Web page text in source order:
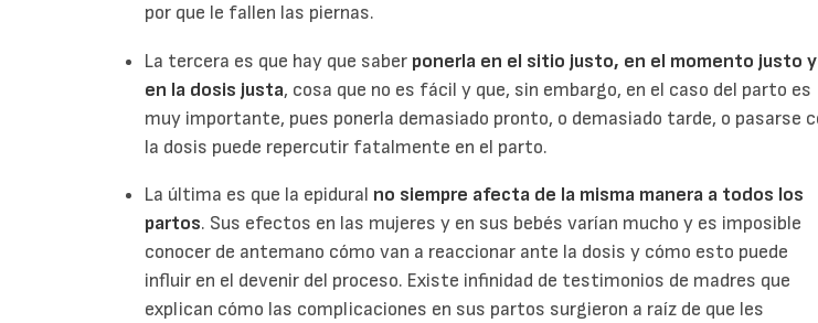
por que le fallen las piernas.
La tercera es que hay que saber ponerla en el sitio justo, en el momento justo y
en la dosis justa, cosa que no es fácil y que, sin embargo, en el caso del parto es
muy importante, pues ponerla demasiado pronto, o demasiado tarde, o pasarse
la dosis puede repercutir fatalmente en el parto.
La última es que la epidural no siempre afecta de la misma manera a todos los
partos. Sus efectos en las mujeres y en sus bebés varían mucho y es imposible
conocer de antemano cómo van a reaccionar ante la dosis y cómo esto puede
influir en el devenir del proceso. Existe infinidad de testimonios de madres que
explican cómo las complicaciones en sus partos surgieron a raíz de que les